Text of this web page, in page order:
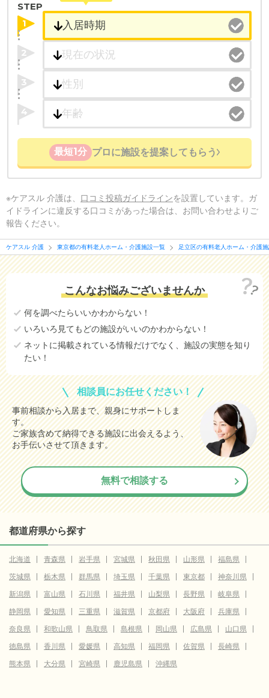
STEP
1
2
3
4
最短1分 プロに施設を提案してもらう
※ケアスル 介護は、 口コミ投稿ガイドラインを設置しています。ガ
イドラインに違反する口コミがあった場合は、お問い合わせよりご
報告ください。
ケアスル 介護 東京都の有料老人ホーム・介護施設一覧 足立区の有料老人ホーム・介護
こんなお悩みございませんか
何を調べたらいいかわからない！
いろいろ見てもどの施設がいいのかわからない！
ネットに掲載されている情報だけでなく、施設の実態を知り
たい！
相談員にお任せください！
事前相談から入居まで、親身にサポートしま
す。
ご家族含めて納得できる施設に出会えるよう、
お手伝いさせて頂きます。
無料で相談する
都道府県から探す
北海道 青森県 岩手県 宮城県 秋田県 山形県
福島県
茨城県
栃木県 群馬県 埼玉県 千葉県 東京都
神奈川県
新潟県
富山県 石川県 福井県 山梨県 長野県
岐阜県
静岡県
愛知県 三重県 滋賀県 京都府 大阪府
兵庫県
奈良県
和歌山県 鳥取県 島根県 岡山県 広島県
山口県
徳島県
香川県 愛媛県 高知県 福岡県 佐賀県
長崎県
熊本県
大分県 宮崎県 鹿児島県 沖縄県